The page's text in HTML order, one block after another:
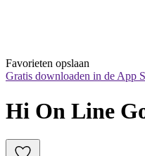
Favorieten opslaan
Gratis downloaden in de App
Hi On Line